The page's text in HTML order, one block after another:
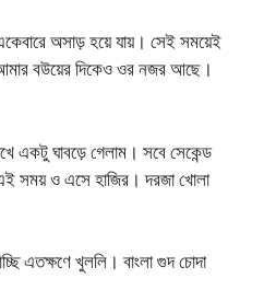
অসাড় হয়ে যায়। সেই সময়েই
বউয়ের দিকেও ওর নজর আছে।
একটু ঘাবড়ে গেলাম। সবে সেকেন্ড
সময় ও এসে হাজির। দরজা খোলা
এতক্ষণে খুললি। বাংলা গুদ চোদা